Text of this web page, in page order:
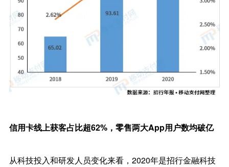
信用卡线上获客占比超62%，零售两大App用户数均破亿
从科技投入和研发人员变化来看，2020年是招行金融科技